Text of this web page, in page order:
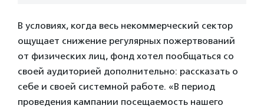
В условиях, когда весь некоммерческий сектор
ощущает снижение регулярных пожертвований
от физических лиц, фонд хотел пообщаться со
своей аудиторией дополнительно: рассказать о
себе и своей системной работе. «В период
проведения кампании посещаемость нашего